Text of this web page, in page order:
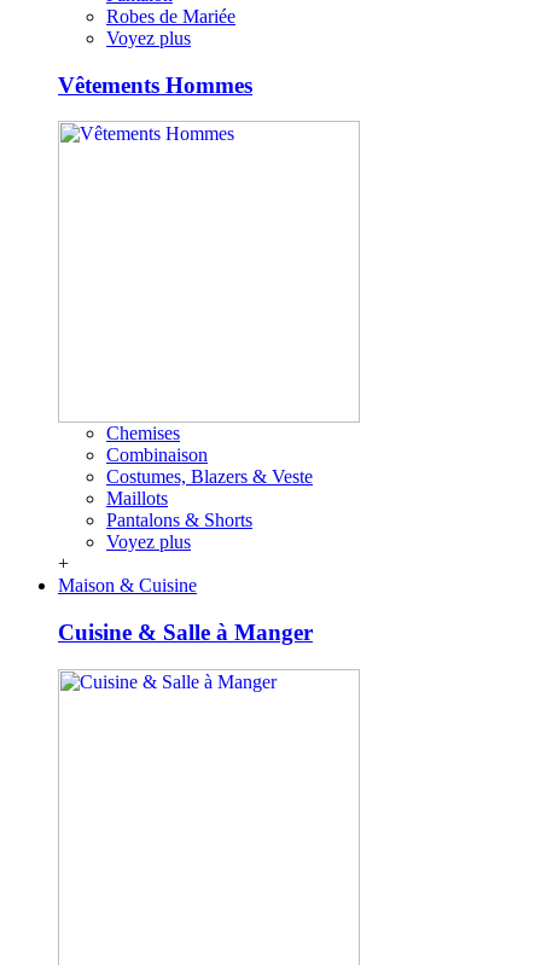
Robes de Mariée
Voyez plus
Vêtements Hommes
Chemises
Combinaison
Costumes, Blazers & Veste
Maillots
Pantalons & Shorts
Voyez plus
+
Maison & Cuisine
Cuisine & Salle à Manger